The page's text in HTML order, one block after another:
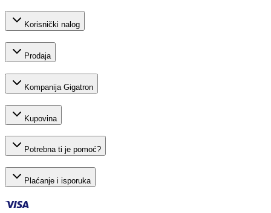
Korisnički nalog
Prodaja
Kompanija Gigatron
Kupovina
Potrebna ti je pomoć?
Plaćanje i isporuka